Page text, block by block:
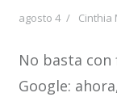
agosto 4 Cinthia
No basta
Google: